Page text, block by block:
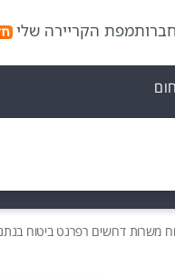
מפת הקריירה שלי
משרותדרושים רפרנט ביטוח